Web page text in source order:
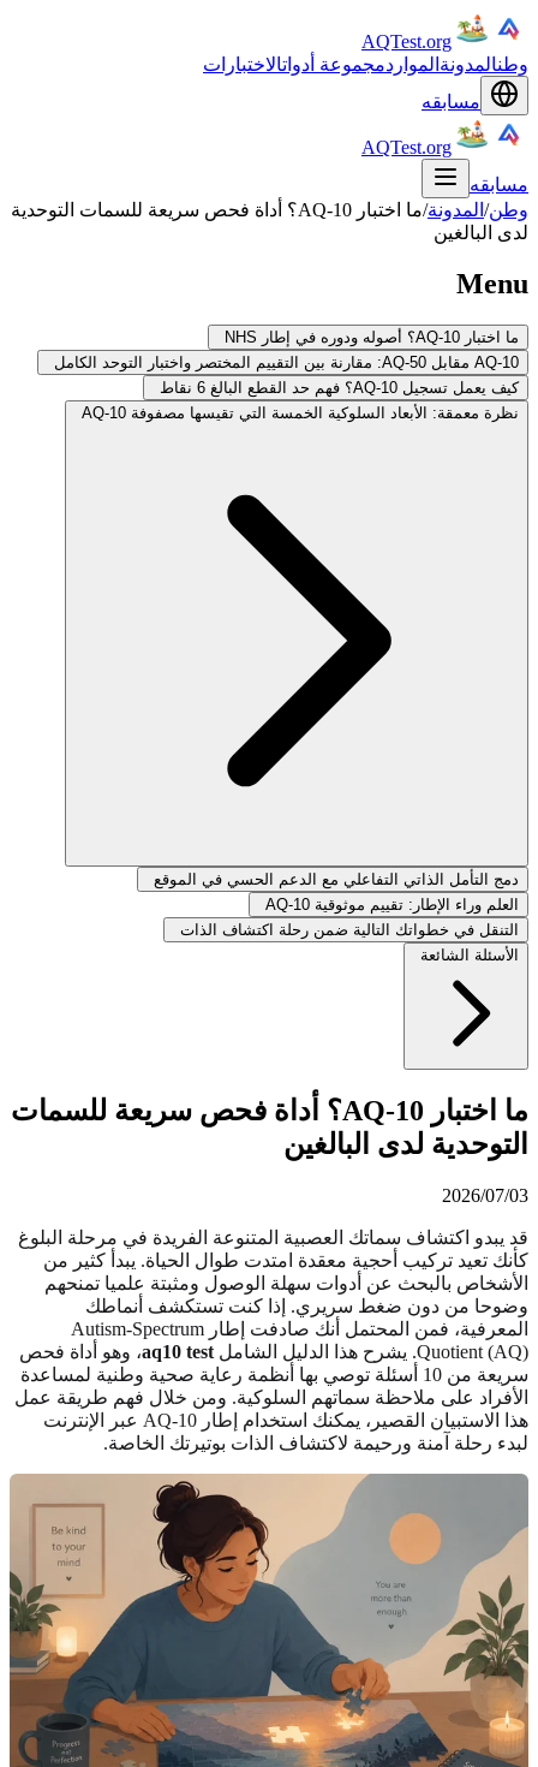
AQTest.org
وطنالمدونة المواردمجموعة أدواتالاختبارات
مسابقه
AQTest.org
مسابقه
وطن/ المدونة/
ما اختبار AQ-10؟ أداة فحص سريعة للسمات التوحدية
لدى البالغين
Menu
ما اختبار AQ-10؟ أصوله ودوره في إطار NHS
AQ-10 مقابل AQ-50: مقارنة بين التقييم المختصر واختبار التوحد الكامل
كيف يعمل تسجيل AQ-10؟ فهم حد القطع البالغ 6 نقاط
نظرة معمقة: الأبعاد السلوكية الخمسة التي تقيسها مصفوفة AQ-10
دمج التأمل الذاتي التفاعلي مع الدعم الحسي في الموقع
العلم وراء الإطار: تقييم موثوقية AQ-10
التنقل في خطواتك التالية ضمن رحلة اكتشاف الذات
الأسئلة الشائعة
ما اختبار AQ-10؟ أداة فحص سريعة للسمات
التوحدية لدى البالغين
2026/07/03
قد يبدو اكتشاف سماتك العصبية المتنوعة الفريدة في مرحلة البلوغ
كأنك تعيد تركيب أحجية معقدة امتدت طوال الحياة. يبدأ كثير من
الأشخاص بالبحث عن أدوات سهلة الوصول ومثبتة علميا تمنحهم
وضوحا من دون ضغط سريري. إذا كنت تستكشف أنماطك
المعرفية، فمن المحتمل أنك صادفت إطار Autism-Spectrum
Quotient (AQ). يشرح هذا الدليل الشامل
aq10 test، وهو أداة فحص
سريعة من 10 أسئلة توصي بها أنظمة رعاية صحية وطنية لمساعدة
الأفراد على ملاحظة سماتهم السلوكية. ومن خلال فهم طريقة عمل
هذا الاستبيان القصير، يمكنك استخدام إطار AQ-10 عبر الإنترنت
لبدء رحلة آمنة ورحيمة لاكتشاف الذات بوتيرتك الخاصة.